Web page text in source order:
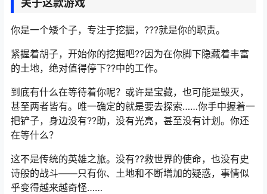
关于这款游戏
你是一个矮个子，专注于挖掘，???就是你的职责。
紧握着胡子，开始你的挖掘吧??因为在你脚下隐藏着丰富
的土地，绝对值得停下??中的工作。
到底有什么在等待着你呢？或许是宝藏，也可能是毁灭，
甚至两者皆有。唯一确定的就是要去探索……你手中握着一
把铲子，身边没有??助，没有光亮，甚至没有计划。你还
在等什么？
这不是传统的英雄之旅。没有??救世界的使命，也没有史
诗般的战斗——只有你、土地和不断增加的疑惑，事情似
乎变得越来越奇怪……